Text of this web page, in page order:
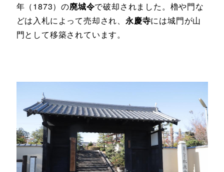
年（1873）の廃城令で破却されました。櫓や門な
どは入札によって売却され、 永慶寺には城門が山
門として移築されています。